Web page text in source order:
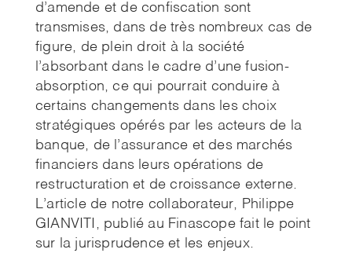
d’amende et de confiscation sont
transmises, dans de très nombreux cas de
figure, de plein droit à la société
l’absorbant dans le cadre d’une fusion-
absorption, ce qui pourrait conduire à
certains changements dans les choix
stratégiques opérés par les acteurs de la
banque, de l’assurance et des marchés
financiers dans leurs opérations de
restructuration et de croissance externe.
L’article de notre collaborateur, Philippe
GIANVITI, publié au Finascope fait le point
sur la jurisprudence et les enjeux.